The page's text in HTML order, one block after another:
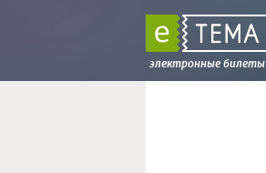
электронные билеты